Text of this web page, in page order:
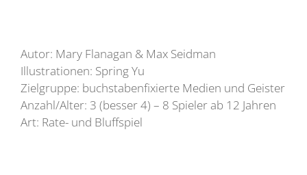
Autor: Mary Flanagan & Max Seidman
Illustrationen: Spring Yu
Zielgruppe: buchstabenfixierte Medien und Geister
Anzahl/Alter: 3 (besser 4) – 8 Spieler ab 12 Jahren
Art: Rate- und Bluffspiel